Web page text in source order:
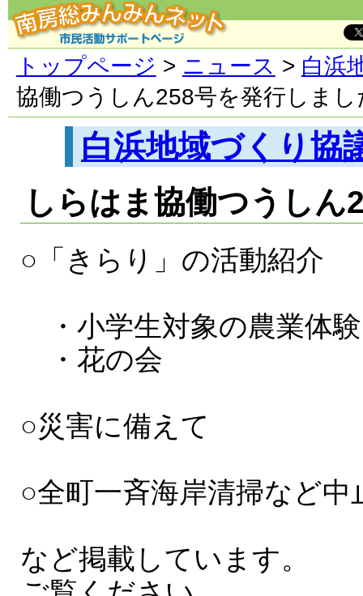
トップページ > ニュース > 白浜
協働つうしん258号を発行しまし
白浜地域づくり協
しらはま協働つうし
○「きらり」の活動紹介
・小学生対象の農業体験
・花の会
○災害に備えて
○全町一斉海岸清掃など中
など掲載しています。